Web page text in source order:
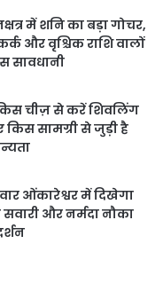
में शनि का बड़ा गोचर,
और वृश्चिक राशि वालों
सावधानी
चीज़ से करें शिवलिंग
सामग्री से जुड़ी है
ओंकारेश्वर में दिखेगा
और नर्मदा नौका